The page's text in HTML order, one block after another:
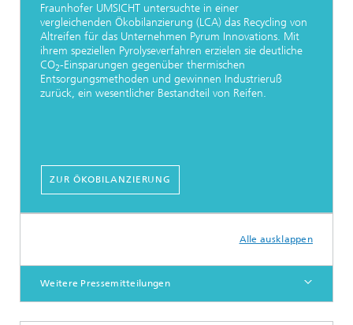
Fraunhofer UMSICHT untersuchte in einer
vergleichenden Ökobilanzierung (LCA) das Recycling von
Altreifen für das Unternehmen Pyrum Innovations. Mit
ihrem speziellen Pyrolyseverfahren erzielen sie deutliche
CO2-Einsparungen gegenüber thermischen
Entsorgungsmethoden und gewinnen Industrieruß
zurück, ein wesentlicher Bestandteil von Reifen.
ZUR ÖKOBILANZIERUNG
Alle ausklappen
Weitere Pressemitteilungen